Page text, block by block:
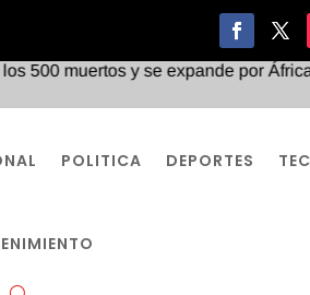
y se expande por África
POLITICA DEPORTES